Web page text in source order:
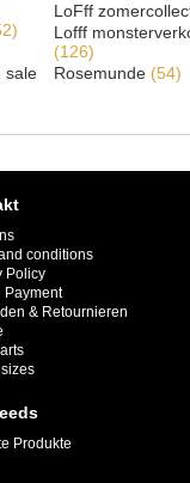
sale
LoFff
Lofff
(126)
Rosemunde (54)
conditions
Policy
Payment
& Retournieren
Produkte